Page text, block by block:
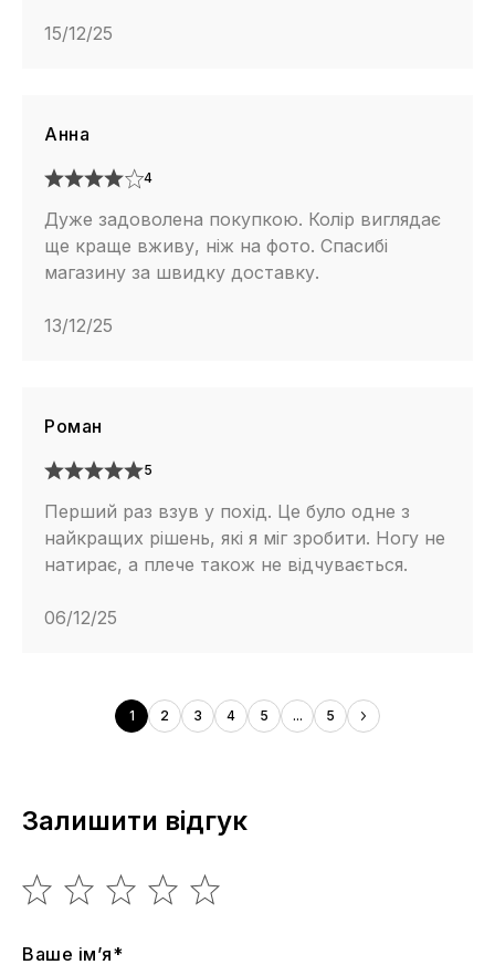
15/12/25
Анна
4
Дуже задоволена покупкою. Колір виглядає
ще краще вживу, ніж на фото. Спасибі
магазину за швидку доставку.
13/12/25
Роман
5
Перший раз взув у похід. Це було одне з
найкращих рішень, які я міг зробити. Ногу не
натирає, а плече також не відчувається.
06/12/25
1 2 3 4 5 ... 5
Залишити відгук
Ваше ім’я*